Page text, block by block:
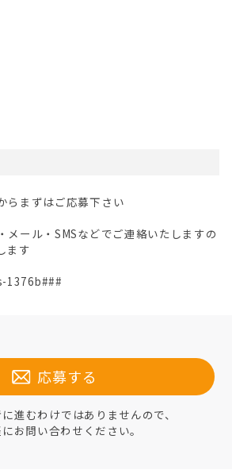
らまずはご応募下さい
メール・SMSなどでご連絡いたしますの
ます
1376b###
応募する
進むわけではありませんので、
お問い合わせください。